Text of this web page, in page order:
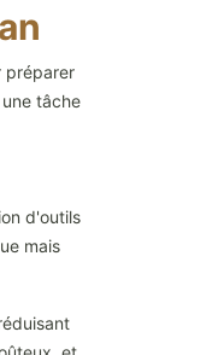
préparer
tâche
d'outils
mais